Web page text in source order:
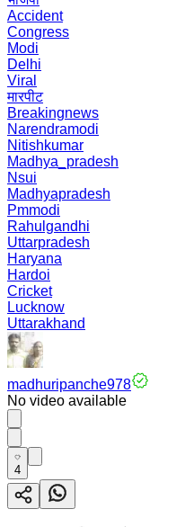
Accident
Congress
Modi
Delhi
Viral
मारपीट
Breakingnews
Narendramodi
Nitishkumar
Madhya_pradesh
Nsui
Madhyapradesh
Pmmodi
Rahulgandhi
Uttarpradesh
Haryana
Hardoi
Cricket
Lucknow
Uttarakhand
madhuripanche978
No video available
4